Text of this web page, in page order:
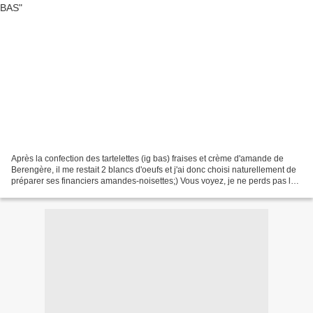
Après la confection des tartelettes (ig bas) fraises et crème d'amande de
Berengère, il me restait 2 blancs d'oeufs et j'ai donc choisi naturellement de
préparer ses financiers amandes-noisettes;) Vous voyez, je ne perds pas le